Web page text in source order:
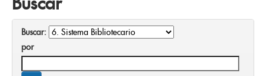
Buscar:
por